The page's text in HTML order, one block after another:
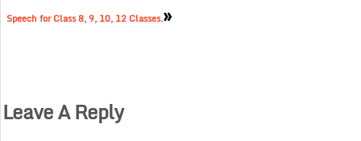
Speech for Class 8, 9, 10, 12 Classes.»
Leave A Reply